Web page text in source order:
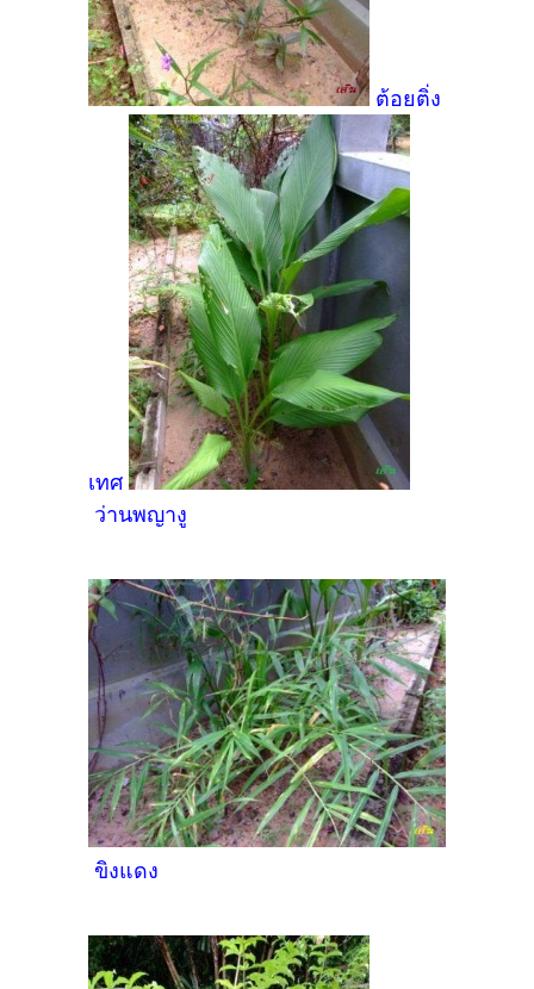
ต้อยติ่ง
เทศ
ว่านพญางู
ขิงแดง